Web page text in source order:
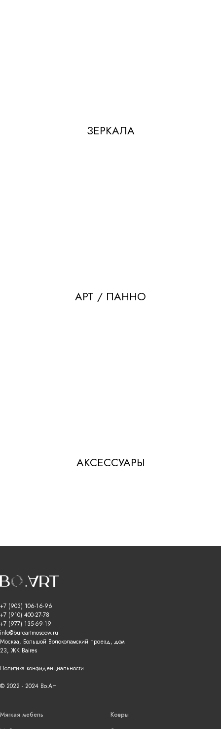
ЗЕРКАЛА
АРТ / ПАННО
АКСЕССУАРЫ
+7 (903) 106-16-96
+7 (910) 400-27-78
+7 (977) 135-69-19
info@buroartmoscow.ru
Москва, Большой Волоколамский проезд, дом
23, ЖК Baires
Политика конфиденциальности
© 2022 - 2024 Bo.Art
Мягкая мебель
Ковры